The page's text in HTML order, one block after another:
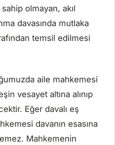
olmayan, akıl
davasında mutlaka
temsil edilmesi
aile mahkemesi
vesayet altına alınıp
Eğer davalı eş
davanın esasına
Mahkemenin